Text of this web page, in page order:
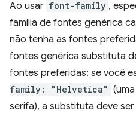
Ao usar font-family ,
família de fontes genérica
não tenha as fontes
fontes genérica substituta
fontes preferidas: se você
family: "Helvetica"
serifa), a substituta deve ser